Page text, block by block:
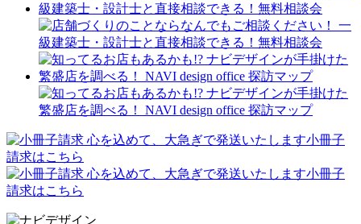
送
り